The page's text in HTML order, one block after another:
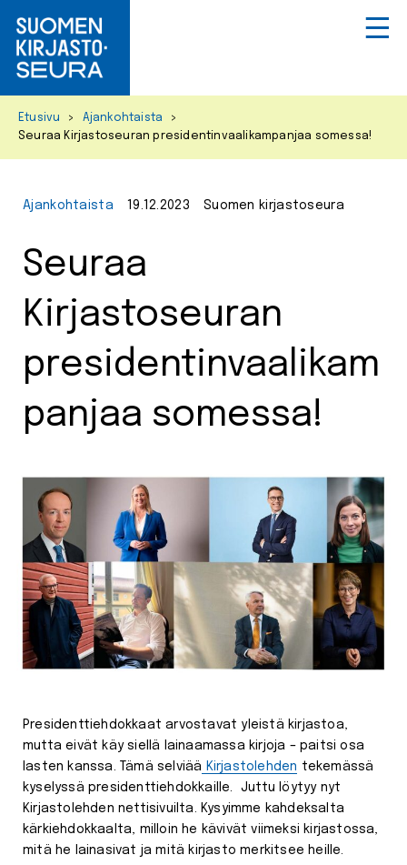
Etusivu > Ajankohtaista
>
Seuraa Kirjastoseuran presidentinvaalikampanjaa somessa!
Ajankohtaista 19.12.2023 Suomen kirjastoseura
Seuraa
Kirjastoseuran
presidentinvaalikam
panjaa somessa!
Presidenttiehdokkaat arvostavat yleistä kirjastoa,
mutta eivät käy siellä lainaamassa kirjoja – paitsi osa
lasten kanssa. Tämä selviää Kirjastolehden tekemässä
kyselyssä presidenttiehdokkaille. Juttu löytyy nyt
Kirjastolehden nettisivuilta. Kysyimme kahdeksalta
kärkiehdokkaalta, milloin he kävivät viimeksi kirjastossa,
mitä he lainasivat ja mitä kirjasto merkitsee heille.